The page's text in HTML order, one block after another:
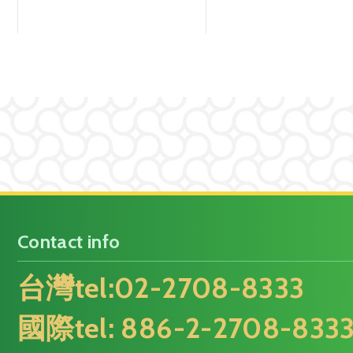
Contact info
台灣tel:02-2708-8333
國際tel: 886-2-2708-